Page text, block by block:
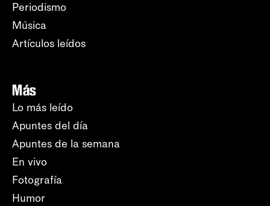
Periodismo
Música
Artículos leídos
Más
Lo más leído
Apuntes del día
Apuntes de la semana
En vivo
Fotografía
Humor